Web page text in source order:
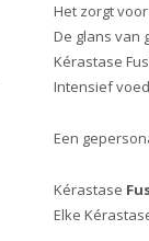
Het zorgt
De glans van
Kérastase
Intensief
Een
Kérastase
Elke